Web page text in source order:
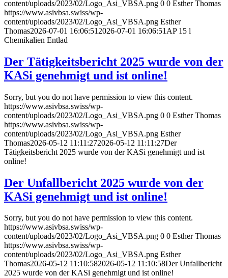
content/uploads/2023/02/Logo_Asi_VBSA.png 0 0 Esther Thomas
https://www.asivbsa.swiss/wp-
content/uploads/2023/02/Logo_Asi_VBSA.png Esther
Thomas2026-07-01 16:06:51 2026-07-01 16:06:51 AP 15 l
Chemikalien Entlad
Der Tätigkeitsbericht 2025 wurde von der
KASi genehmigt und ist online!
Sorry, but you do not have permission to view this content.
https://www.asivbsa.swiss/wp-
content/uploads/2023/02/Logo_Asi_VBSA.png 0 0 Esther Thomas
https://www.asivbsa.swiss/wp-
content/uploads/2023/02/Logo_Asi_VBSA.png Esther
Thomas2026-05-12 11:11:272026-05-12 11:11:27Der
Tätigkeitsbericht 2025 wurde von der KASi genehmigt und ist
online!
Der Unfallbericht 2025 wurde von der
KASi genehmigt und ist online!
Sorry, but you do not have permission to view this content.
https://www.asivbsa.swiss/wp-
content/uploads/2023/02/Logo_Asi_VBSA.png 0 0 Esther Thomas
https://www.asivbsa.swiss/wp-
content/uploads/2023/02/Logo_Asi_VBSA.png Esther
Thomas2026-05-12 11:10:582026-05-12 11:10:58Der Unfallbericht
2025 wurde von der KASi genehmigt und ist online!